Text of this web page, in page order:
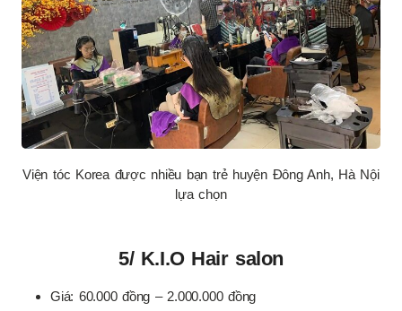
Viện tóc Korea được nhiều bạn trẻ huyện Đông Anh, Hà Nội
lựa chọn
5/ K.I.O Hair salon
Giá: 60.000 đồng – 2.000.000 đồng